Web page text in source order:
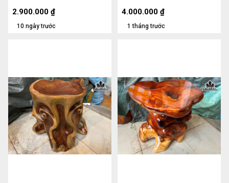
10 ngày trước
2.900.000 ₫
1 tháng trước
4.000.000 ₫